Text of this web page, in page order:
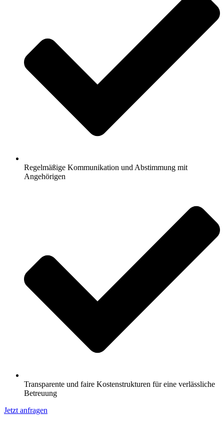
Regelmäßige Kommunikation und Abstimmung mit
Angehörigen
Transparente und faire Kostenstrukturen für eine verlässliche
Betreuung
Jetzt anfragen